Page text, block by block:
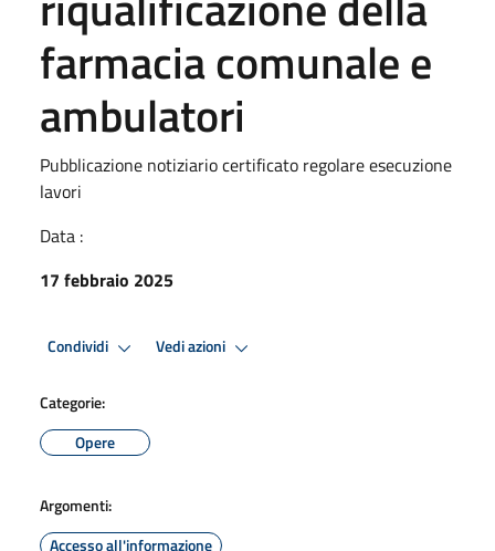
farmacia comunale e
ambulatori
Pubblicazione notiziario certificato regolare esecuzione
lavori
Data :
17 febbraio 2025
Condividi Vedi azioni
Categorie:
Opere
Argomenti:
Accesso all'informazione